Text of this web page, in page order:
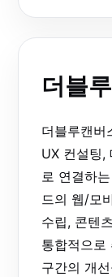
더블
더블루캔
UX 컨설팅,
로 연결하
드의 웹/모
수립, 콘텐
통합적으로
구간의 개